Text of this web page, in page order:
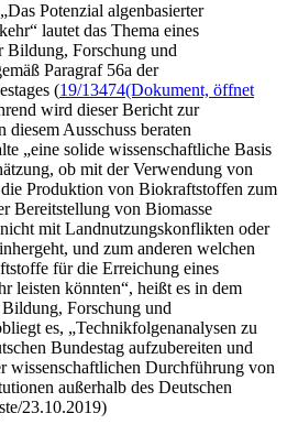
„Das Potenzial algenbasierter
lautet das Thema eines
Bildung, Forschung und
Paragraf 56a der
(19/13474(Dokument, öffnet
wird dieser Bericht zur
Ausschuss beraten
„eine solide wissenschaftliche Basis
ob mit der Verwendung von
Produktion von Biokraftstoffen zum
Bereitstellung von Biomasse
mit Landnutzungskonflikten oder
und zum anderen welchen
für die Erreichung eines
leisten könnten“, heißt es in dem
Forschung und
es, „Technikfolgenanalysen zu
Bundestag aufzubereiten und
wissenschaftlichen Durchführung von
außerhalb des Deutschen
23.10.2019)